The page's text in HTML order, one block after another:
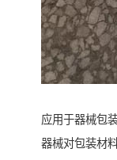
应用于器械包
器械对包装材